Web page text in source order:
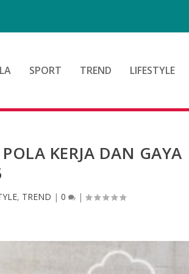
SPORT TREND LIFESTYLE
KERJA DAN GAYA
, TREND | 0 |